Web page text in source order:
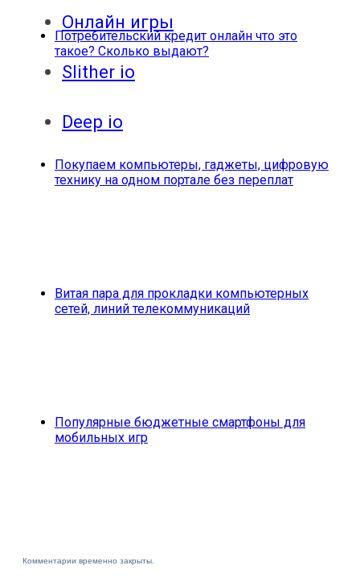
Онлайн игры
Slither io
Deep io
Потребительский кредит онлайн что это
такое? Сколько выдают?
Покупаем компьютеры, гаджеты, цифровую
технику на одном портале без переплат
Витая пара для прокладки компьютерных
сетей, линий телекоммуникаций
Популярные бюджетные смартфоны для
мобильных игр
Комментарии временно закрыты.